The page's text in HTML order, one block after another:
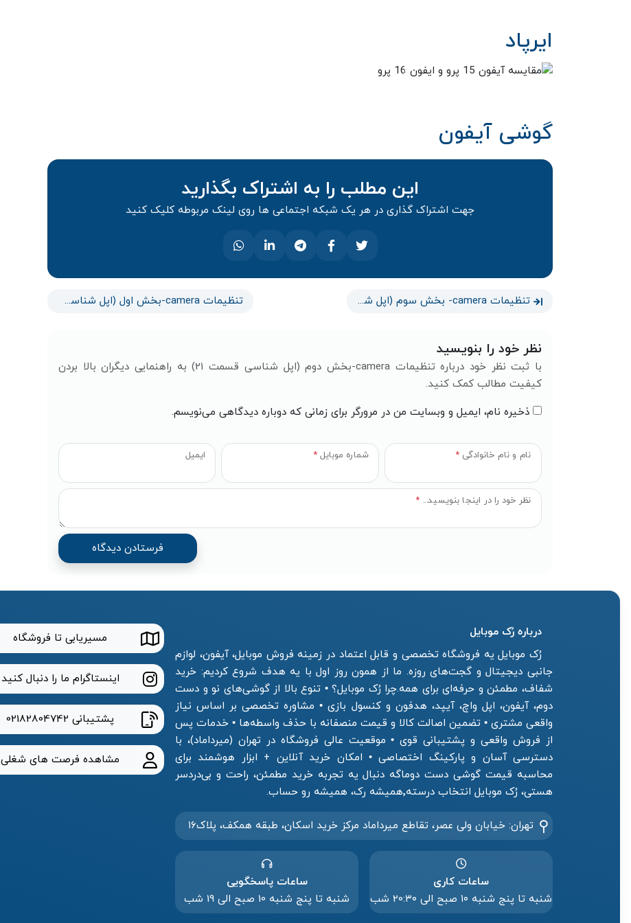
ایرپاد
گوشی آیفون
این مطلب را به اشتراک بگذارید
جهت اشتراک گذاری در هر یک شبکه اجتماعی ها روی لینک مربوطه کلیک کنید
تنظیمات camera- بخش سوم (اپل شناسی قسمت 22) تنظیمات camera-بخش اول (اپل شناسی قسمت 20)
نظر خود را بنویسید
با ثبت نظر خود درباره تنظیمات camera-بخش دوم (اپل شناسی قسمت 21) به راهنمایی دیگران بالا بردن
کیفیت مطالب کمک کنید.
نظر خود را در اینجا بنویسید... *
نام و نام خانوادگی * شماره موبایل* ایمیل
ذخیره نام، ایمیل و وبسایت من در مرورگر برای زمانی که دوباره دیدگاهی می‌نویسم.
درباره رُک‌ موبایل
رُک موبایل یه فروشگاه تخصصی و قابل اعتماد در زمینه فروش موبایل، آیفون، لوازم
جانبی دیجیتال و گجت‌های روزه. ما از همون روز اول با یه هدف شروع کردیم: خرید
شفاف، مطمئن و حرفه‌ای برای همه.چرا رُک موبایل؟ • تنوع بالا از گوشی‌های نو و دست
دوم، آیفون، اپل واچ، آیپد، هدفون و کنسول بازی • مشاوره تخصصی بر اساس نیاز
واقعی مشتری • تضمین اصالت کالا و قیمت منصفانه با حذف واسطه‌ها • خدمات پس
از فروش واقعی و پشتیبانی قوی • موقعیت عالی فروشگاه در تهران (میرداماد)، با
دسترسی آسان و پارکینگ اختصاصی • امکان خرید آنلاین + ابزار هوشمند برای
محاسبه قیمت گوشی دست دوماگه دنبال یه تجربه خرید مطمئن، راحت و بی‌دردسر
هستی، رُک موبایل انتخاب درسته٬همیشه رک، همیشه رو حساب.
تهران: خیابان ولی عصر، تقاطع میرداماد مرکز خرید‌ اسکان، طبقه همکف، پلاک۱۶
ساعات کاری
شنبه تا پنج شنبه ۱۰ صبح الی 20:۳۰ شب
ساعات پاسخگویی
شنبه تا پنج شنبه 10 صبح الی 19 شب
مسیریابی تا فروشگاه
اینستاگرام ما را دنبال کنید
پشتیبانی 02182804742
مشاهده فرصت های شغلی